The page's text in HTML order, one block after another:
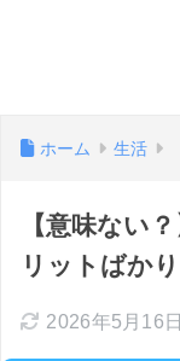
ホーム 生活
【意味ない
リットばか
2026年5月16日